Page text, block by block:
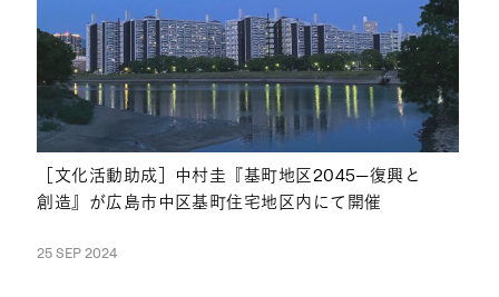
［文化活動助成］中村圭『基町地区2045—復興と
創造』が広島市中区基町住宅地区内にて開催
25 SEP 2024